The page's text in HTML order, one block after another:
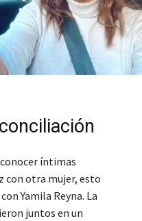
íntimas
con otra mujer, esto
Yamila Reyna. La
juntos en un